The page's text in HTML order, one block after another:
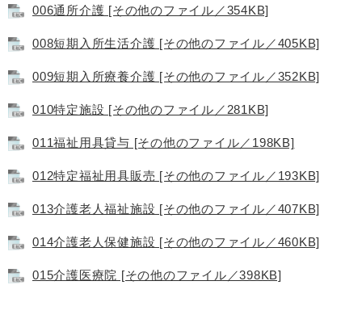
006通所介護 [その他のファイル／354KB]
008短期入所生活介護 [その他のファイル／405KB]
009短期入所療養介護 [その他のファイル／352KB]
010特定施設 [その他のファイル／281KB]
011福祉用具貸与 [その他のファイル／198KB]
012特定福祉用具販売 [その他のファイル／193KB]
013介護老人福祉施設 [その他のファイル／407KB]
014介護老人保健施設 [その他のファイル／460KB]
015介護医療院 [その他のファイル／398KB]